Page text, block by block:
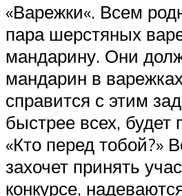
«Варежки«. Всем
пара шерстяных
мандарину. Они
мандарин в
справится с этим
быстрее всех, будет
«Кто перед тобой?»
захочет принять
конкурсе,